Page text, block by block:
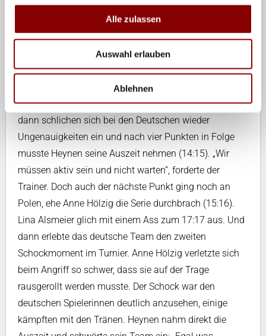
Alle zulassen
Auswahl erlauben
Ablehnen
umkämpft weiter. Camilla Weitzel blockte zum 3:2 und
wurde dann selbst geblockt (3:5). Stigrot punktete zum
8:8-Ausgleich, wurde dann aber ebenfalls geblockt
(9:11). Doch auch den Polinnen unterlief der ein oder
andere Fehler (11:11). Nach einem starken Aufschlag
blockte Weitzel zur 13:11-Führung und erneut
produzierten die Polinnen einen Fehler (14:11). Doch
dann schlichen sich bei den Deutschen wieder
Ungenauigkeiten ein und nach vier Punkten in Folge
musste Heynen seine Auszeit nehmen (14:15). „Wir
müssen aktiv sein und nicht warten“, forderte der
Trainer. Doch auch der nächste Punkt ging noch an
Polen, ehe Anne Hölzig die Serie durchbrach (15:16).
Lina Alsmeier glich mit einem Ass zum 17:17 aus. Und
dann erlebte das deutsche Team den zweiten
Schockmoment im Turnier. Anne Hölzig verletzte sich
beim Angriff so schwer, dass sie auf der Trage
rausgerollt werden musste. Der Schock war den
deutschen Spielerinnen deutlich anzusehen, einige
kämpften mit den Tränen. Heynen nahm direkt die